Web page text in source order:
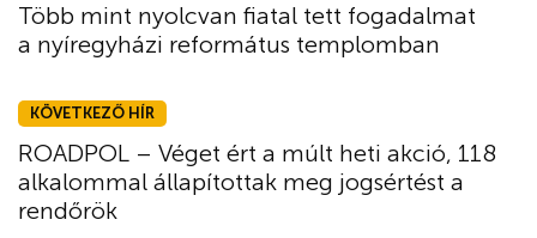
Több mint nyolcvan fiatal tett fogadalmat
a nyíregyházi református templomban
KÖVETKEZŐ HÍR
ROADPOL – Véget ért a múlt heti akció, 118
alkalommal állapítottak meg jogsértést a
rendőrök